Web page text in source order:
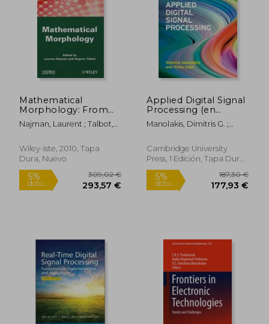
5%
dcto.
101,45 €
96,38 €
5%
Mathematical
Morphology: From
Theory to
Applications (en
Najman, Laurent ; Talbot,
Wiley-Iste, 2010, Tapa
Dura, Nuevo
Applied Digital Signal
Processing (en
Inglés)
Manolakis, Dimitris G. ;
Cambridge University
Press, 1 Edición, Tapa Dura,
Nuevo